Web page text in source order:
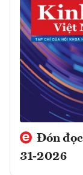
Đón
31-2026